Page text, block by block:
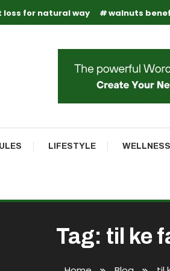
loss for natural way walnuts
LIFESTYLE WELLNESS
Tag: til ke